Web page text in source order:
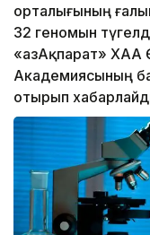
орталығының
32 геномын
«ҚазАқпарат»
Академиясының
отырып